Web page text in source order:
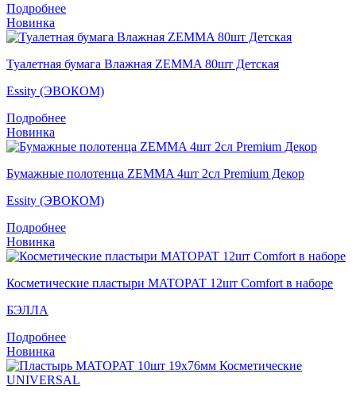
Подробнее
Новинка
Туалетная бумага Влажная ZEMMA 80шт Детская
Essity (ЭВОКОМ)
Подробнее
Новинка
Бумажные полотенца ZEMMA 4шт 2сл Premium Декор
Essity (ЭВОКОМ)
Подробнее
Новинка
Косметические пластыри MATOPAT 12шт Comfort в наборе
БЭЛЛА
Подробнее
Новинка